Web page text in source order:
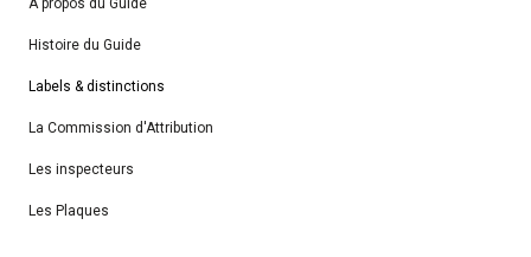
A propos du Guide
Histoire du Guide
Labels & distinctions
La Commission d'Attribution
Les inspecteurs
Les Plaques